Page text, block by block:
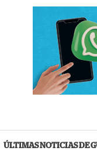
ÚLTIMAS NOTICIAS DE